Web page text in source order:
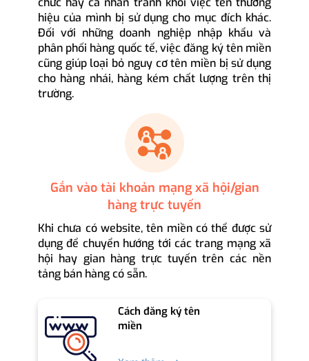
hiệu của mình bị sử dụng cho mục đích khác.
Đối với những doanh nghiệp nhập khẩu và
phân phối hàng quốc tế, việc đăng ký tên miền
cũng giúp loại bỏ nguy cơ tên miền bị sử dụng
cho hàng nhái, hàng kém chất lượng trên thị
trường.
Gắn vào tài khoản mạng xã hội/gian
hàng trực tuyến
Khi chưa có website, tên miền có thể được sử
dụng để chuyển hướng tới các trang mạng xã
hội hay gian hàng trực tuyến trên các nền
tảng bán hàng có sẵn.
Cách đăng ký tên
miền